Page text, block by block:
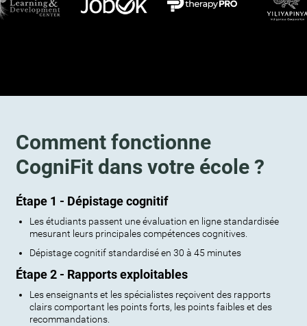
Comment fonctionne
CogniFit dans votre école ?
Étape 1 - Dépistage cognitif
Les étudiants passent une évaluation en ligne standardisée
mesurant leurs principales compétences cognitives.
Dépistage cognitif standardisé en 30 à 45 minutes
Étape 2 - Rapports exploitables
Les enseignants et les spécialistes reçoivent des rapports
clairs comportant les points forts, les points faibles et des
recommandations.